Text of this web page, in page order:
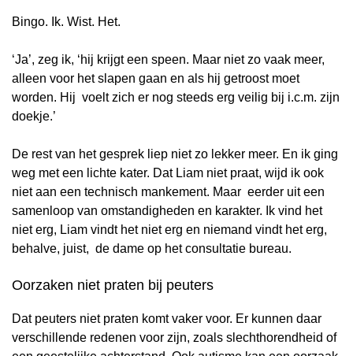
Bingo. Ik. Wist. Het.
‘Ja’, zeg ik, ‘hij krijgt een speen. Maar niet zo vaak meer,
alleen voor het slapen gaan en als hij getroost moet
worden. Hij voelt zich er nog steeds erg veilig bij i.c.m. zijn
doekje.’
De rest van het gesprek liep niet zo lekker meer. En ik ging
weg met een lichte kater. Dat Liam niet praat, wijd ik ook
niet aan een technisch mankement. Maar eerder uit een
samenloop van omstandigheden en karakter. Ik vind het
niet erg, Liam vindt het niet erg en niemand vindt het erg,
behalve, juist, de dame op het consultatie bureau.
Oorzaken niet praten bij peuters
Dat peuters niet praten komt vaker voor. Er kunnen daar
verschillende redenen voor zijn, zoals slechthorendheid of